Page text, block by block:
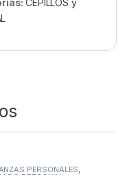
CEPILLOS y
PERSONALES,